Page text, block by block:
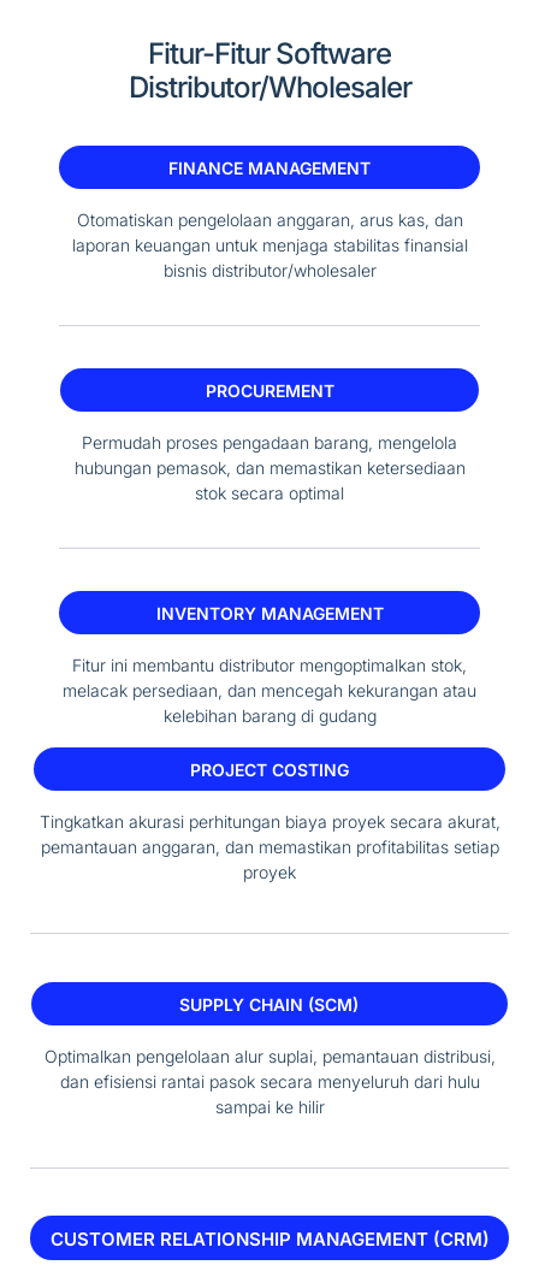
Fitur-Fitur Software
Distributor/Wholesaler
FINANCE MANAGEMENT
Otomatiskan pengelolaan anggaran, arus kas, dan
laporan keuangan untuk menjaga stabilitas finansial
bisnis distributor/wholesaler
PROCUREMENT
Permudah proses pengadaan barang, mengelola
hubungan pemasok, dan memastikan ketersediaan
stok secara optimal
INVENTORY MANAGEMENT
Fitur ini membantu distributor mengoptimalkan stok,
melacak persediaan, dan mencegah kekurangan atau
kelebihan barang di gudang
PROJECT COSTING
Tingkatkan akurasi perhitungan biaya proyek secara akurat,
pemantauan anggaran, dan memastikan profitabilitas setiap
proyek
SUPPLY CHAIN (SCM)
Optimalkan pengelolaan alur suplai, pemantauan distribusi,
dan efisiensi rantai pasok secara menyeluruh dari hulu
sampai ke hilir
CUSTOMER RELATIONSHIP MANAGEMENT (CRM)